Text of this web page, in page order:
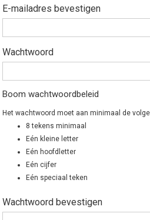
E-mailadres bevestigen
Wachtwoord
Boom wachtwoordbeleid
Het wachtwoord moet aan minimaal de
8 tekens minimaal
Eén kleine letter
Eén hoofdletter
Eén cijfer
Eén speciaal teken
Wachtwoord bevestigen